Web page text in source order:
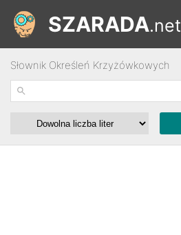
SZARADA.net
Słownik Określeń Krzyżówkowych